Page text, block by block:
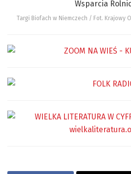
Targi Biofach w Niemczech / Fot. Krajowy